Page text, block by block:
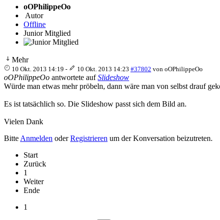
oOPhilippeOo
Autor
Offline
Junior Mitglied
Mehr
10 Okt. 2013 14:19 - 10 Okt. 2013 14:23 #37802 von oOPhilippeOo
oOPhilippeOo antwortete aufSlideshow
Würde man etwas mehr pröbeln, dann wäre man von selbst drauf
Es ist tatsächlich so. Die Slideshow passt sich dem Bild an.
Vielen Dank
Bitte Anmelden oderRegistrieren um der Konversation beizutreten.
Start
Zurück
1
Weiter
Ende
1